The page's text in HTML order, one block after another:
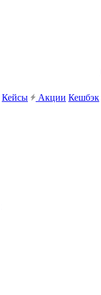
Кейсы Акции Кешбэк